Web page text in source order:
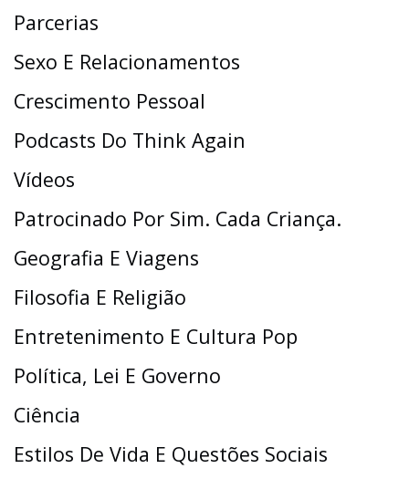
Parcerias
Sexo E Relacionamentos
Crescimento Pessoal
Podcasts Do Think Again
Vídeos
Patrocinado Por Sim. Cada Criança.
Geografia E Viagens
Filosofia E Religião
Entretenimento E Cultura Pop
Política, Lei E Governo
Ciência
Estilos De Vida E Questões Sociais